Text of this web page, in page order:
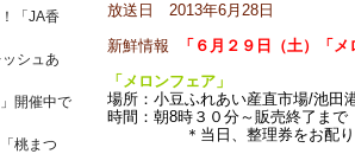
放送日 2013年6月28日
新鮮情報
「６月２９日（土）「
「メロンフェア」
場所：小豆ふれあい産直市場/池田
時間：朝8時３０分～販売終了まで
＊当日、整理券をお配り
「JA香
ッシュあ
開催中で
桃まつ